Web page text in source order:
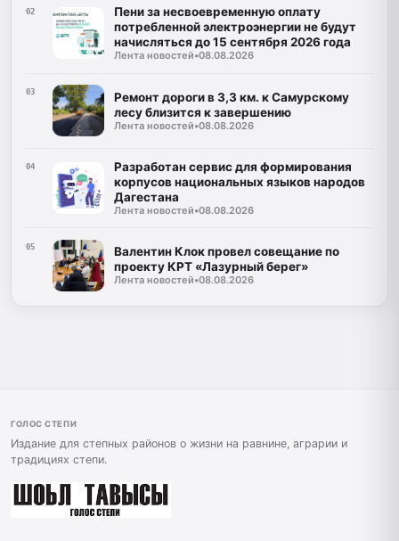
02
Пени за несвоевременную оплату
потребленной электроэнергии не будут
начисляться до 15 сентября 2026 года
Лента новостей•08.08.2026
03
Ремонт дороги в 3,3 км. к Самурскому
лесу близится к завершению
Лента новостей•08.08.2026
04
Разработан сервис для формирования
корпусов национальных языков народов
Дагестана
Лента новостей•08.08.2026
05
Валентин Клок провел совещание по
проекту КРТ «Лазурный берег»
Лента новостей•08.08.2026
ГОЛОС СТЕПИ
Издание для степных районов о жизни на равнине, аграрии и
традициях степи.